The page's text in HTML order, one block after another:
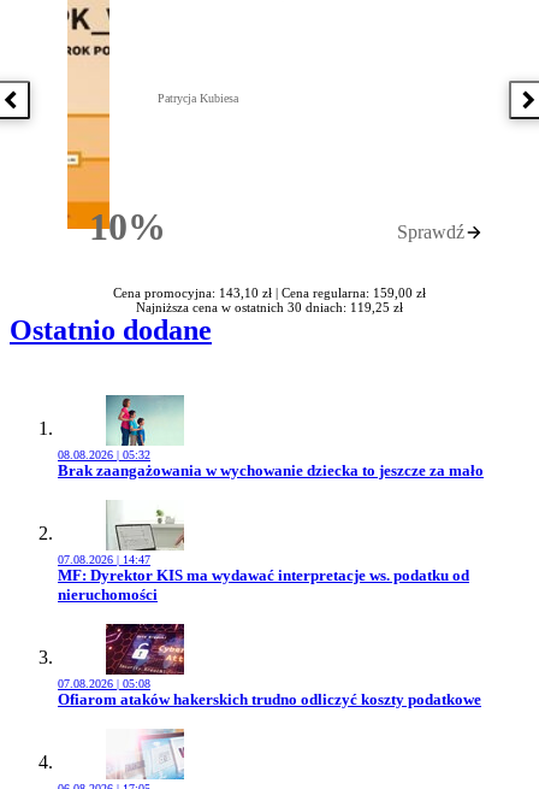
Poprzednia książka
10%Rabatu
Patrycja Kubiesa
Sprawdź
Cena promocyjna: 143,10 zł | Cena regularna: 159,00 zł
Najniższa cena w ostatnich 30 dniach: 119,25 zł
Ostatnio dodane
08.08.2026 | 05:32
Przejdź do artykułu:
Brak zaangażowania w wychowanie dziecka to jeszcze za mało
07.08.2026 | 14:47
Przejdź do artykułu:
MF: Dyrektor KIS ma wydawać interpretacje ws. podatku od
nieruchomości
07.08.2026 | 05:08
Przejdź do artykułu:
Ofiarom ataków hakerskich trudno odliczyć koszty podatkowe